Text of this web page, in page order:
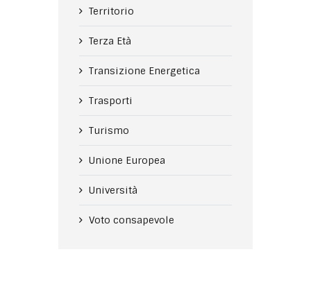
Territorio
Terza Età
Transizione Energetica
Trasporti
Turismo
Unione Europea
Università
Voto consapevole